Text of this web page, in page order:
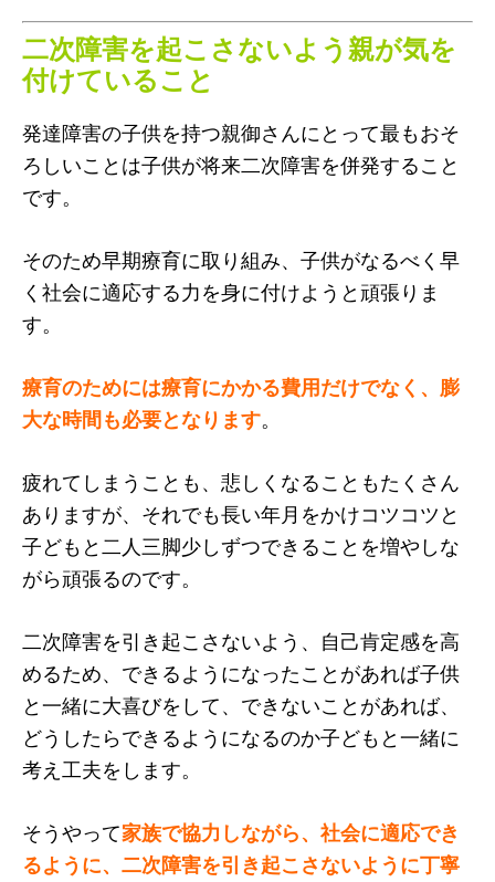
二次障害を起こさないよう親が気を
付けていること
発達障害の子供を持つ親御さんにとって最もおそ
ろしいことは子供が将来二次障害を併発すること
です。
そのため早期療育に取り組み、子供がなるべく早
く社会に適応する力を身に付けようと頑張りま
す。
療育のためには療育にかかる費用だけでなく、膨
大な時間も必要となります。
疲れてしまうことも、悲しくなることもたくさん
ありますが、それでも長い年月をかけコツコツと
子どもと二人三脚少しずつできることを増やしな
がら頑張るのです。
二次障害を引き起こさないよう、自己肯定感を高
めるため、できるようになったことがあれば子供
と一緒に大喜びをして、できないことがあれば、
どうしたらできるようになるのか子どもと一緒に
考え工夫をします。
そうやって家族で協力しながら、社会に適応でき
るように、二次障害を引き起こさないように丁寧